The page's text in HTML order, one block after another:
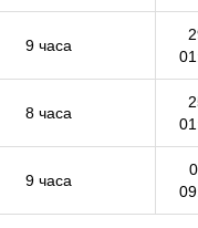
9 часа
8 часа
9 часа